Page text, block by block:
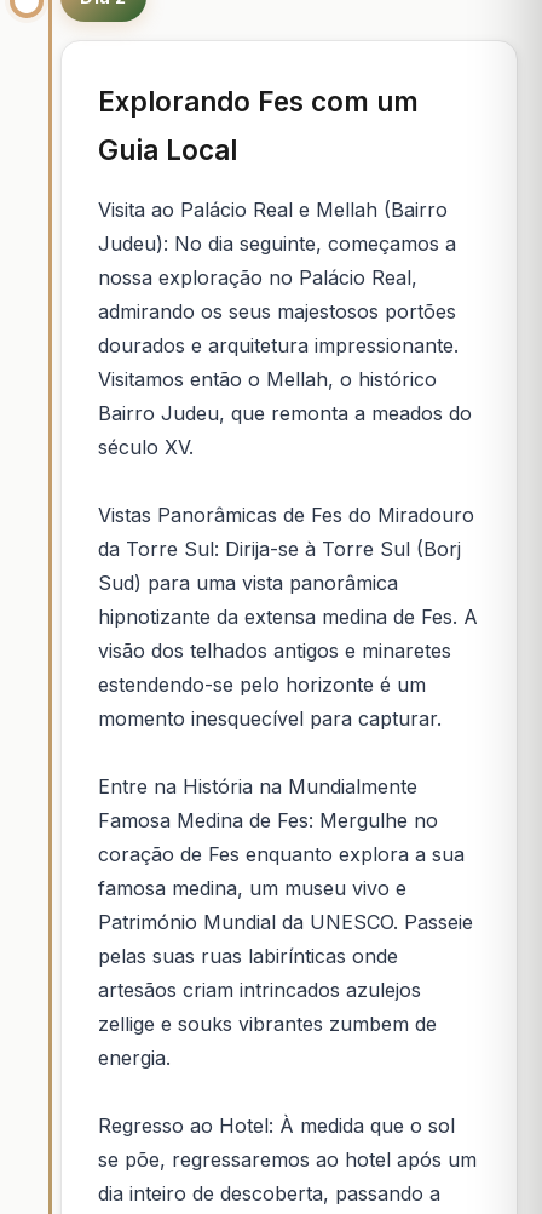
Explorando Fes com um
Guia Local
Visita ao Palácio Real e Mellah (Bairro
Judeu): No dia seguinte, começamos a
nossa exploração no Palácio Real,
admirando os seus majestosos portões
dourados e arquitetura impressionante.
Visitamos então o Mellah, o histórico
Bairro Judeu, que remonta a meados do
século XV.
Vistas Panorâmicas de Fes do Miradouro
da Torre Sul: Dirija-se à Torre Sul (Borj
Sud) para uma vista panorâmica
hipnotizante da extensa medina de Fes. A
visão dos telhados antigos e minaretes
estendendo-se pelo horizonte é um
momento inesquecível para capturar.
Entre na História na Mundialmente
Famosa Medina de Fes: Mergulhe no
coração de Fes enquanto explora a sua
famosa medina, um museu vivo e
Património Mundial da UNESCO. Passeie
pelas suas ruas labirínticas onde
artesãos criam intrincados azulejos
zellige e souks vibrantes zumbem de
energia.
Regresso ao Hotel: À medida que o sol
se põe, regressaremos ao hotel após um
dia inteiro de descoberta, passando a